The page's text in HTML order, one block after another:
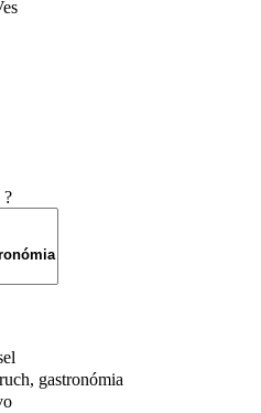
?
gastronómia